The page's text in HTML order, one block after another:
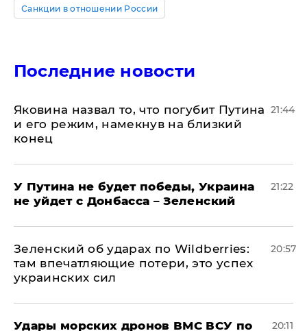
Санкции в отношении России
Последние новости
Яковина назвал то, что погубит Путина
и его режим, намекнув на близкий
конец
21:44
У Путина не будет победы, Украина
не уйдет с Донбасса – Зеленский
21:22
Зеленский об ударах по Wildberries:
там впечатляющие потери, это успех
украинских сил
20:57
Удары морских дронов ВМС ВСУ по 20:11